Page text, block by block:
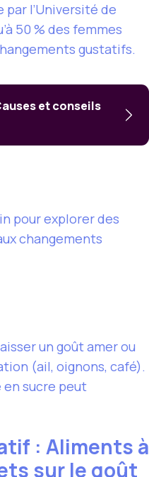
l’Université de
50 % des femmes
gustatifs.
et conseils
pour explorer des
changements
un goût amer ou
(ail, oignons, café).
sucre peut
: Aliments à
sur le goût